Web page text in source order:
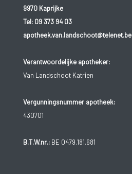
9970 Kaprijke
Tel: 09 373 94 03
apotheek.van.landschoot@telenet.be
Verantwoordelijke apotheker:
Van Landschoot Katrien
Vergunningsnummer apotheek:
430701
B.T.W.nr.:BE 0479.181.681